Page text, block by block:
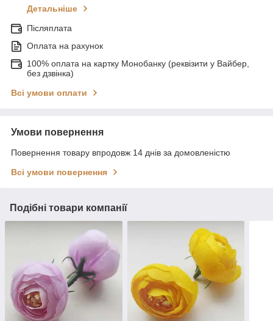
Детальніше
Післяплата
Оплата на рахунок
100% оплата на картку Монобанку (реквізити у Вайбер,
без дзвінка)
Всі умови оплати
Умови повернення
Повернення товару впродовж 14 днів за домовленістю
Всі умови повернення
Подібні товари компанії